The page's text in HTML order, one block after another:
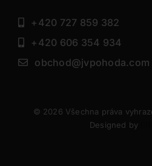
+420 727 859 382
+420 606 354 934
obchod@jvpohoda.com
© 2026 Všechna práva
Designed by